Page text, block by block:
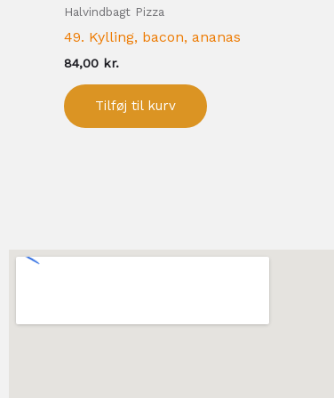
Halvindbagt Pizza
49. Kylling, bacon, ananas
84,00 kr.
Tilføj til kurv